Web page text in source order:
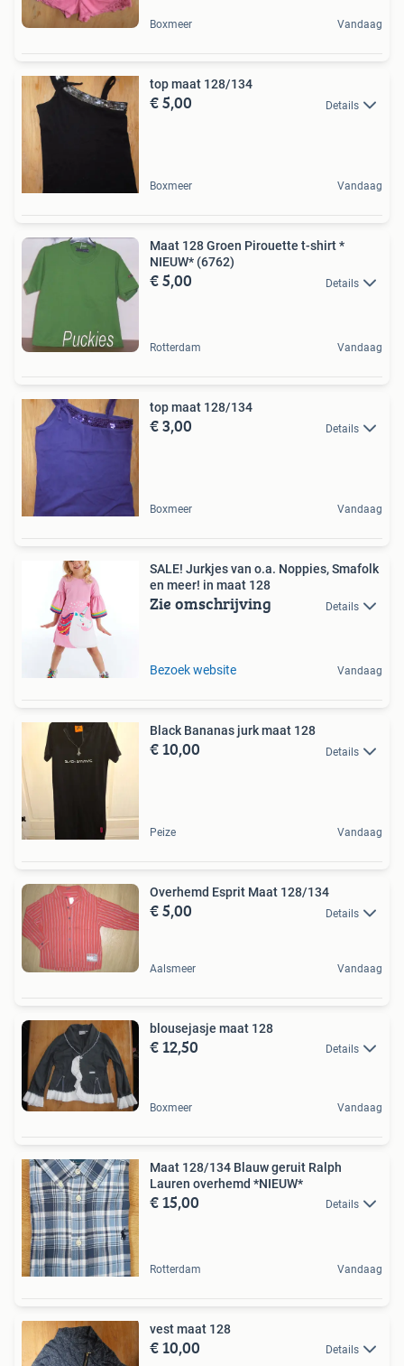
Boxmeer Vandaag
top maat 128/134
€ 5,00 Details
Boxmeer Vandaag
Maat 128 Groen Pirouette t-shirt *
NIEUW* (6762)
€ 5,00 Details
Rotterdam Vandaag
top maat 128/134
€ 3,00 Details
Boxmeer Vandaag
SALE! Jurkjes van o.a. Noppies, Smafolk
en meer! in maat 128
Zie omschrijving Details
Bezoek website Vandaag
Black Bananas jurk maat 128
€ 10,00 Details
Peize Vandaag
Overhemd Esprit Maat 128/134
€ 5,00 Details
Aalsmeer Vandaag
blousejasje maat 128
€ 12,50 Details
Boxmeer Vandaag
Maat 128/134 Blauw geruit Ralph
Lauren overhemd *NIEUW*
€ 15,00 Details
Rotterdam Vandaag
vest maat 128
€ 10,00 Details